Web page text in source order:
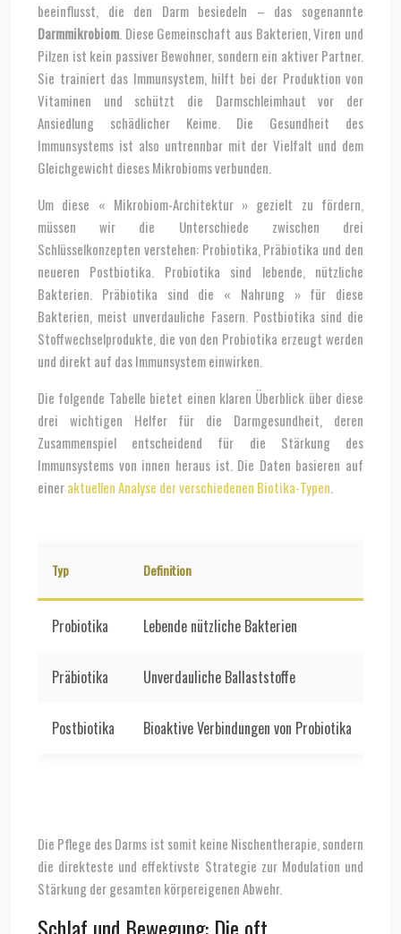
beeinflusst, die den Darm besiedeln – das sogenannte
Darmmikrobiom. Diese Gemeinschaft aus Bakterien, Viren und
Pilzen ist kein passiver Bewohner, sondern ein aktiver Partner.
Sie trainiert das Immunsystem, hilft bei der Produktion von
Vitaminen und schützt die Darmschleimhaut vor der
Ansiedlung schädlicher Keime. Die Gesundheit des
Immunsystems ist also untrennbar mit der Vielfalt und dem
Gleichgewicht dieses Mikrobioms verbunden.
Um diese « Mikrobiom-Architektur » gezielt zu fördern,
müssen wir die Unterschiede zwischen drei
Schlüsselkonzepten verstehen: Probiotika, Präbiotika und den
neueren Postbiotika. Probiotika sind lebende, nützliche
Bakterien. Präbiotika sind die « Nahrung » für diese
Bakterien, meist unverdauliche Fasern. Postbiotika sind die
Stoffwechselprodukte, die von den Probiotika erzeugt werden
und direkt auf das Immunsystem einwirken.
Die folgende Tabelle bietet einen klaren Überblick über diese
drei wichtigen Helfer für die Darmgesundheit, deren
Zusammenspiel entscheidend für die Stärkung des
Immunsystems von innen heraus ist. Die Daten basieren auf
eineraktuellen Analyse der verschiedenen Biotika-Typen.
Typ Definition
Probiotika Lebende nützliche Bakterien
Präbiotika Unverdauliche Ballaststoffe
Postbiotika Bioaktive Verbindungen von Probiotika
Die Pflege des Darms ist somit keine Nischentherapie, sondern
die direkteste und effektivste Strategie zur Modulation und
Stärkung der gesamten körpereigenen Abwehr.